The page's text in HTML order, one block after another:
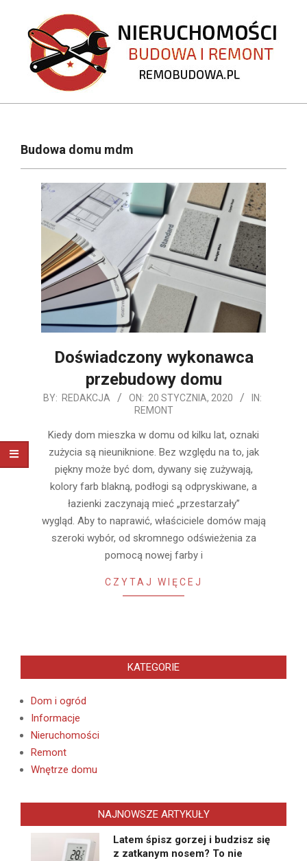
content
REMOBUDOWA.PL
NavigationBudowa domu mdm
Doświadczony wykonawca
przebudowy domu
2020-
20
BY: REDAKCJA ON: 20 STYCZNIA, 2020
IN:
REMONT
Kiedy dom mieszka w domu od kilku lat, oznaki
zużycia są nieuniknione. Bez względu na to, jak
piękny może być dom, dywany się zużywają,
kolory farb blakną, podłogi są odpryskiwane, a
łazienki zaczynają mieć „przestarzały”
wygląd. Aby to naprawić, właściciele domów mają
szeroki wybór, od skromnego odświeżenia za
pomocą nowej farby i
CZYTAJ WIĘCEJ
KATEGORIE
Dom i ogród
Informacje
Nieruchomości
Remont
Wnętrze domu
NAJNOWSZE ARTYKUŁY
Latem śpisz gorzej i budzisz się
z zatkanym nosem? To nie